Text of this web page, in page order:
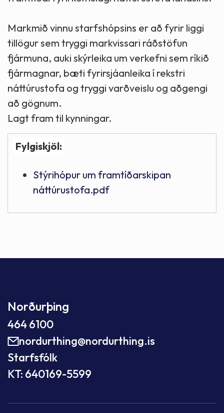
Markmið vinnu starfshópsins er að fyrir liggi
tillögur sem tryggi markvissari ráðstöfun
fjármuna, auki skýrleika um verkefni sem ríkið
fjármagnar, bæti fyrirsjáanleika í rekstri
náttúrustofa og tryggi varðveislu og aðgengi
að gögnum.
Lagt fram til kynningar.
Fylgiskjöl:
Stýrihópur um framtíðarskipan
náttúrustofa.pdf
Norðurþing
464 6100
nordurthing@nordurthing.is
Starfsfólk
KT: 640169-5599